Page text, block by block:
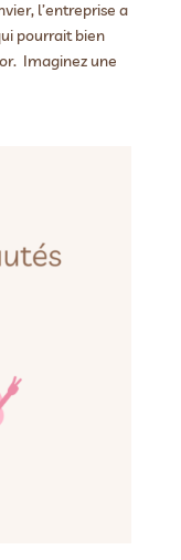
l’entreprise a
pourrait bien
Imaginez une